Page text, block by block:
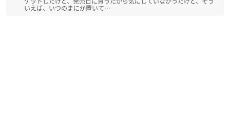
・チョロ松のさわやかキウイレモン：850円＋税
いえば、いつのまにか置いて…